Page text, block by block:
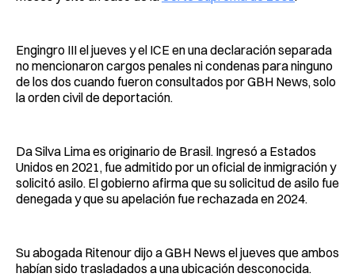
Engingro III el jueves y el ICE en una declaración separada
no mencionaron cargos penales ni condenas para ninguno
de los dos cuando fueron consultados por GBH News, solo
la orden civil de deportación.
Da Silva Lima es originario de Brasil. Ingresó a Estados
Unidos en 2021, fue admitido por un oficial de inmigración y
solicitó asilo. El gobierno afirma que su solicitud de asilo fue
denegada y que su apelación fue rechazada en 2024.
Su abogada Ritenour dijo a GBH News el jueves que ambos
habían sido trasladados a una ubicación desconocida.